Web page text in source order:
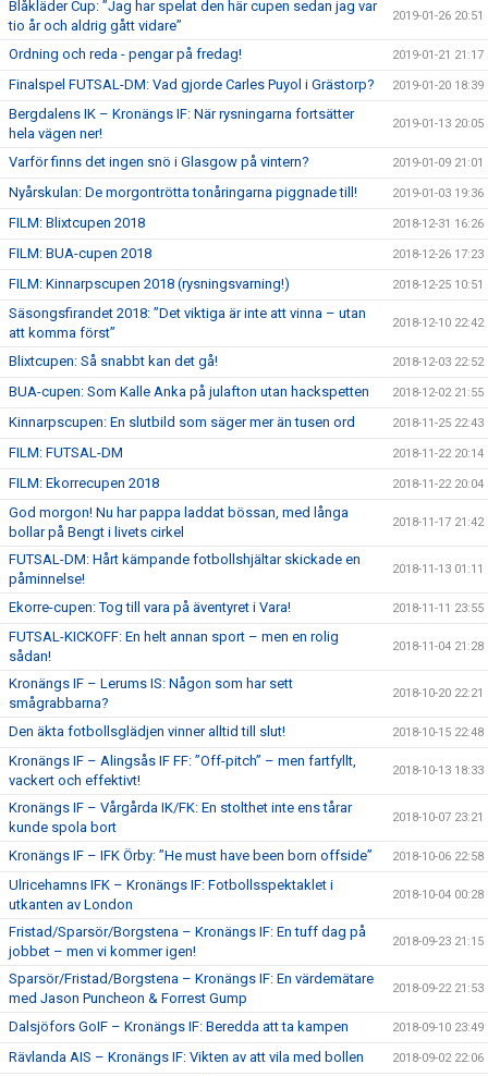
Blåkläder Cup: ”Jag har spelat den här cupen sedan jag var
tio år och aldrig gått vidare”
2019-01-26 20:51
Ordning och reda - pengar på fredag! 2019-01-21 21:17
Finalspel FUTSAL-DM: Vad gjorde Carles Puyol i Grästorp? 2019-01-20 18:39
Bergdalens IK – Kronängs IF: När rysningarna fortsätter
hela vägen ner!
2019-01-13 20:05
Varför finns det ingen snö i Glasgow på vintern? 2019-01-09 21:01
Nyårskulan: De morgontrötta tonåringarna piggnade till! 2019-01-03 19:36
FILM: Blixtcupen 2018 2018-12-31 16:26
FILM: BUA-cupen 2018 2018-12-26 17:23
FILM: Kinnarpscupen 2018 (rysningsvarning!) 2018-12-25 10:51
Säsongsfirandet 2018: ”Det viktiga är inte att vinna – utan
att komma först”
2018-12-10 22:42
Blixtcupen: Så snabbt kan det gå! 2018-12-03 22:52
BUA-cupen: Som Kalle Anka på julafton utan hackspetten 2018-12-02 21:55
Kinnarpscupen: En slutbild som säger mer än tusen ord 2018-11-25 22:43
FILM: FUTSAL-DM 2018-11-22 20:14
FILM: Ekorrecupen 2018 2018-11-22 20:04
God morgon! Nu har pappa laddat bössan, med långa
bollar på Bengt i livets cirkel
2018-11-17 21:42
FUTSAL-DM: Hårt kämpande fotbollshjältar skickade en
påminnelse!
2018-11-13 01:11
Ekorre-cupen: Tog till vara på äventyret i Vara! 2018-11-11 23:55
FUTSAL-KICKOFF: En helt annan sport – men en rolig
sådan!
2018-11-04 21:28
Kronängs IF – Lerums IS: Någon som har sett
smågrabbarna?
2018-10-20 22:21
Den äkta fotbollsglädjen vinner alltid till slut! 2018-10-15 22:48
Kronängs IF – Alingsås IF FF: ”Off-pitch” – men fartfyllt,
vackert och effektivt!
2018-10-13 18:33
Kronängs IF – Vårgårda IK/FK: En stolthet inte ens tårar
kunde spola bort
2018-10-07 23:21
Kronängs IF – IFK Örby: ”He must have been born offside” 2018-10-06 22:58
Ulricehamns IFK – Kronängs IF: Fotbollsspektaklet i
utkanten av London
2018-10-04 00:28
Fristad/Sparsör/Borgstena – Kronängs IF: En tuff dag på
jobbet – men vi kommer igen!
2018-09-23 21:15
Sparsör/Fristad/Borgstena – Kronängs IF: En värdemätare
med Jason Puncheon & Forrest Gump
2018-09-22 21:53
Dalsjöfors GoIF – Kronängs IF: Beredda att ta kampen 2018-09-10 23:49
Rävlanda AIS – Kronängs IF: Vikten av att vila med bollen 2018-09-02 22:06